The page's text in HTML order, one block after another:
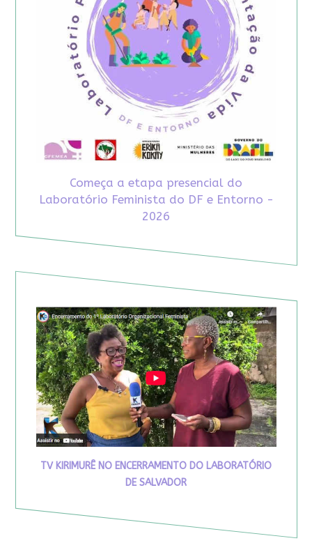
Começa a etapa presencial do
Laboratório Feminista do DF e Entorno -
2026
TV KIRIMURÊ NO ENCERRAMENTO DO LABORATÓRIO
DE SALVADOR